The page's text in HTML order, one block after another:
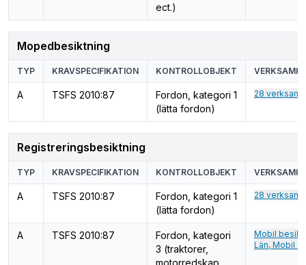
ect.)
Mopedbesiktning
TYP KRAVSPECIFIKATION KONTROLLOBJEKT
A TSFS 2010:87
Fordon, kategori 1
(lätta fordon)
28
Registreringsbesiktning
TYP KRAVSPECIFIKATION KONTROLLOBJEKT
A TSFS 2010:87
Fordon, kategori 1
(lätta fordon)
28
A TSFS 2010:87
Fordon, kategori
3 (traktorer,
motorredskap,
Mobil
Län, Mobil